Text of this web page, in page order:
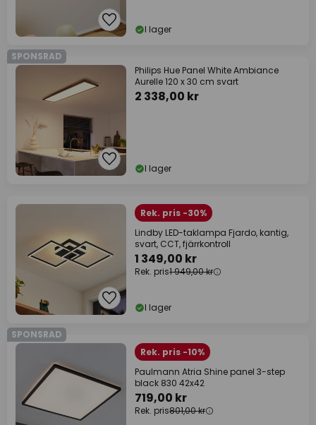
I lager
SPONSRAD
Philips Hue Panel White Ambiance
Aurelle 120 x 30 cm svart
2 338,00 kr
I lager
Rek. pris -30%
Lindby LED-taklampa Fjardo, kantig,
svart, CCT, fjärrkontroll
1 349,00 kr
Rek. pris1 949,00 kr
I lager
SPONSRAD
Rek. pris -10%
Paulmann Atria Shine panel 3-step
black 830 42x42
719,00 kr
Rek. pris801,00 kr